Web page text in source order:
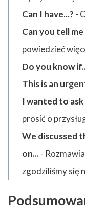
Can I have...? -
Can you tell
powiedzieć
Do you know
This is an
I wanted to
prosić o
We discussed
on...-
zgodziliśmy się